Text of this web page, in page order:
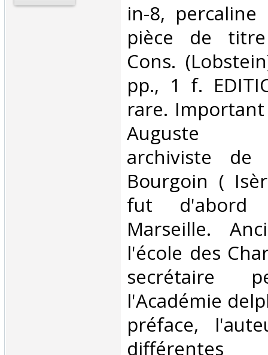
in-8,
pièce de
Cons.
pp., 1 f.
rare.
Auguste
archiviste
Bourgoin (
fut d'abord
Marseille.
l'école des
secrétaire
l'Académie
préface,